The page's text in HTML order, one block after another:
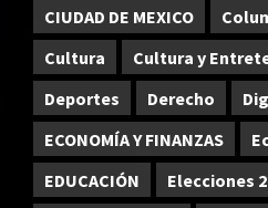
CIUDAD DE MEXICO
Cultura
Cultura y
Deportes
Derecho
ECONOMÍA Y FINANZAS
EDUCACIÓN
Elecciones